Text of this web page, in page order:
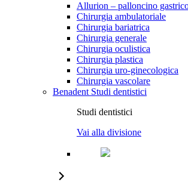
Allurion – palloncino
Chirurgia ambulatoriale
Chirurgia bariatrica
Chirurgia generale
Chirurgia oculistica
Chirurgia plastica
Chirurgia uro-ginecologica
Chirurgia vascolare
Benadent Studi dentistici
Studi dentistici
Vai alla divisione